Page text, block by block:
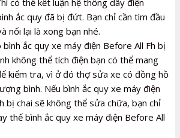
ắc quy đã bị đứt. Bạn chỉ cần tìm đầu
nối lại là xong bạn nhé.
ắc quy xe máy điện Before All Fh bị
không thể tích điện bạn có thể mang
kiểm tra, vì ở đó thợ sửa xe có đồng hồ
bình. Nếu bình ắc quy xe máy điện
bị chai sẽ không thể sửa chữa, bạn chỉ
thế bình ắc quy xe máy điện Before All